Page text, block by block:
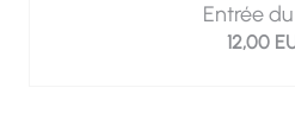
Entrée
12,00